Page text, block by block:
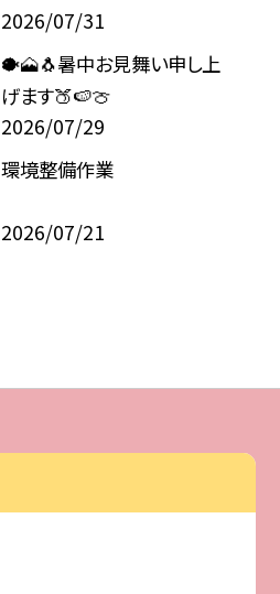
2026/07/31
🐡🗻🐧暑中お見舞い申し上
げます🍑🍉🍈
2026/07/29
環境整備作業
2026/07/21